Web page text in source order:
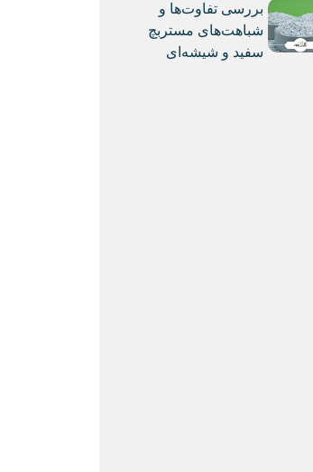
بررسی تفاوت‌ها و
شباهت‌های مستربچ
سفید و شیشه‌ای